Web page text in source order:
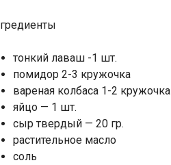
тонкий лаваш -1 шт.
помидор 2-3 кружочка
вареная колбаса 1-2 кружочка
яйцо — 1 шт.
сыр твердый — 20 гр.
растительное масло
соль